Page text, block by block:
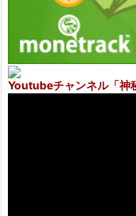
Youtubeチャンネル「神